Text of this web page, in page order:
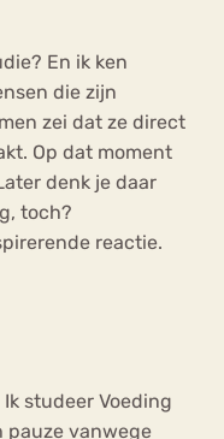
En ik ken
die zijn
zei dat ze direct
Op dat moment
denk je daar
toch?
reactie.
studeer Voeding
pauze vanwege